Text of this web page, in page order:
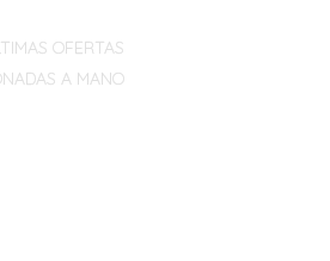
OFERTAS
A MANO